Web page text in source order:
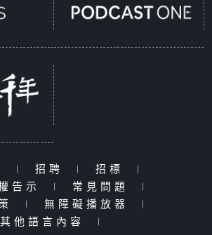
| 招聘 | 招標
|
告示
| 常見問題
|
| 無障礙播放器
|
其他語言內容
|